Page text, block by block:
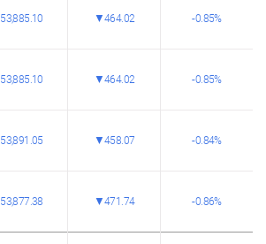
53,885.10 464.02 0.85%
53,885.10 464.02 0.85%
53,891.05 458.07 0.84%
53,877.38 471.74 0.86%